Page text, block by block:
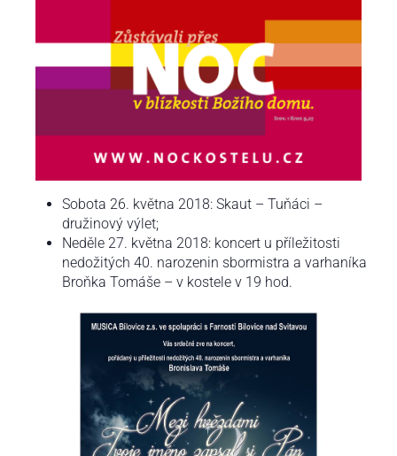
Sobota 26. května 2018: Skaut – Tuňáci –
družinový výlet;
Neděle 27. května 2018: koncert u příležitosti
nedožitých 40. narozenin sbormistra a varhaníka
Broňka Tomáše – v kostele v 19 hod.